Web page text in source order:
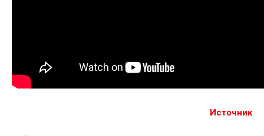
Источник